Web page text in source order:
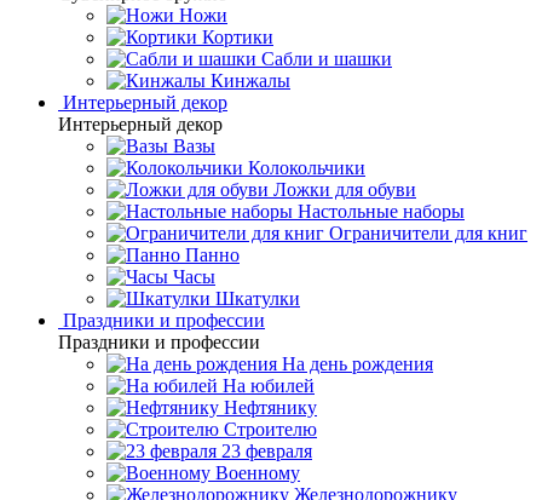
Ножи
Кортики
Сабли и шашки
Кинжалы
Интерьерный декор
Интерьерный декор
Вазы
Колокольчики
Ложки для обуви
Настольные наборы
Ограничители для книг
Панно
Часы
Шкатулки
Праздники и профессии
Праздники и профессии
На день рождения
На юбилей
Нефтянику
Строителю
23 февраля
Военному
Железнодорожнику